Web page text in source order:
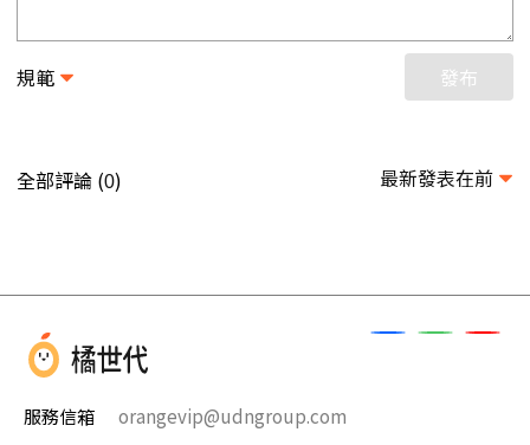
規範 發布
全部評論 (0) 最新發表在前
服務信箱
orangevip@udngroup.com